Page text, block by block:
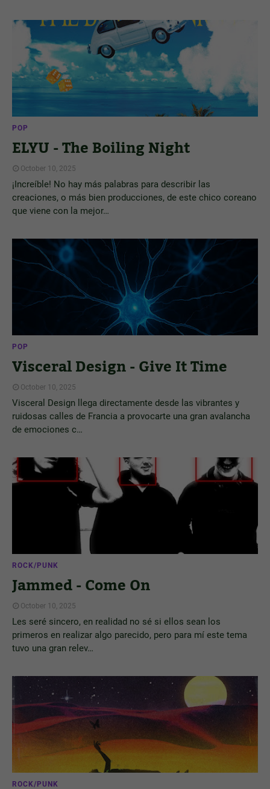
POP
ELYU - The Boiling Night
October 10, 2025
¡Increíble! No hay más palabras para describir las
creaciones, o más bien producciones, de este chico coreano
que viene con la mejor…
POP
Visceral Design - Give It Time
October 10, 2025
Visceral Design llega directamente desde las vibrantes y
ruidosas calles de Francia a provocarte una gran avalancha
de emociones c…
ROCK/PUNK
Jammed - Come On
October 10, 2025
Les seré sincero, en realidad no sé si ellos sean los
primeros en realizar algo parecido, pero para mí este tema
tuvo una gran relev…
ROCK/PUNK